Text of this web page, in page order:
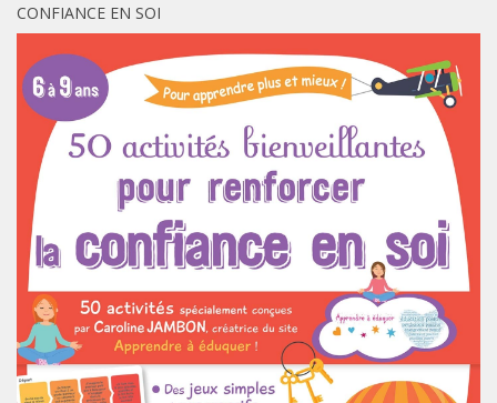
CONFIANCE EN SOI